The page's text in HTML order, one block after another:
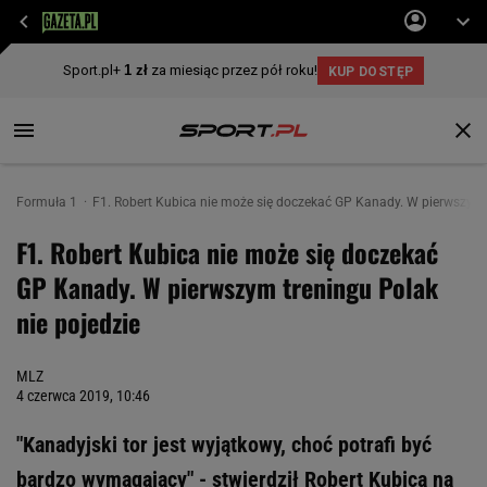
Formuła 1 F1. Robert Kubica nie może się doczekać GP Kanady. W
F1. Robert Kubica nie może się doczekać
GP Kanady. W pierwszym treningu Polak
nie pojedzie
MLZ
4 czerwca 2019, 10:46
"Kanadyjski tor jest wyjątkowy, choć potrafi być
bardzo wymagający" - stwierdził Robert Kubica na